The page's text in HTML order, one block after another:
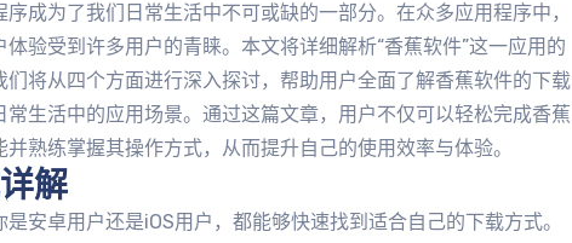
成为了我们日常生活中不可或缺的一部分。在众多应用程序中，
验受到许多用户的青睐。本文将详细解析“香蕉软件”这一应用的
将从四个方面进行深入探讨，帮助用户全面了解香蕉软件的下载
生活中的应用场景。通过这篇文章，用户不仅可以轻松完成香蕉
熟练掌握其操作方式，从而提升自己的使用效率与体验。
解
安卓用户还是iOS用户，都能够快速找到适合自己的下载方式。